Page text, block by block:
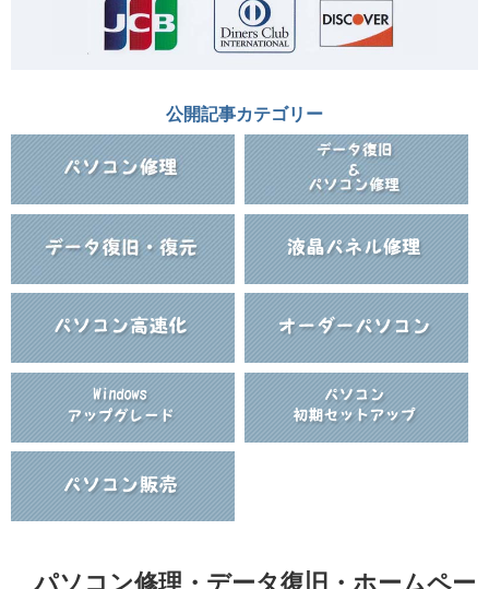
公開記事カテゴリー
パソコン修理・データ復旧・ホームペー